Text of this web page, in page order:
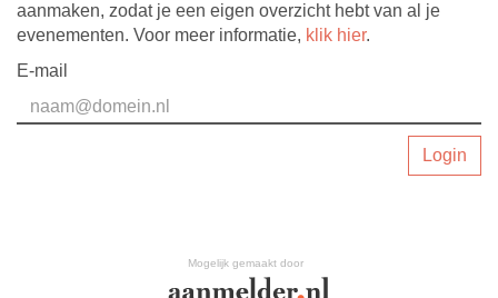
aanmaken, zodat je een eigen overzicht hebt van al je
evenementen. Voor meer informatie, klik hier.
E-mail
Login
Mogelijk gemaakt door